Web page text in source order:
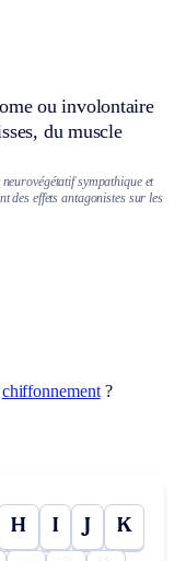
ou involontaire
du muscle
sympathique et
des effets antagonistes sur les
chiffonnement?
H I J K